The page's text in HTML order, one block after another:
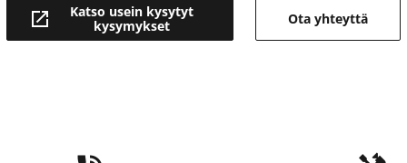
Katso usein kysytyt
kysymykset
Ota yhteyttä